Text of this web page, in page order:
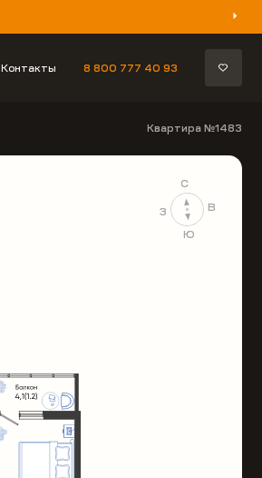
Контакты 8 800 777 40 93
Квартира №1483
С
В
Ю
З